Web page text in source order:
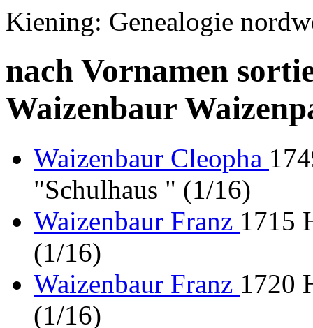
Kiening: Genealogie
nach Vornamen
Waizenbaur
Waizenbaur Cleopha
"Schulhaus " (1/16)
Waizenbaur Franz 1715
(1/16)
Waizenbaur Franz 1720
(1/16)